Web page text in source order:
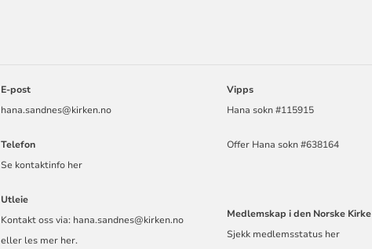
E-post
hana.sandnes@kirken.no
Telefon
Se kontaktinfo her
Utleie
Kontakt oss via: hana.sandnes@kirken.no
eller les mer her.
Vipps
Hana sokn #115915
Offer Hana sokn #638164
Medlemskap i den Norske Kirke
Sjekk medlemsstatus her